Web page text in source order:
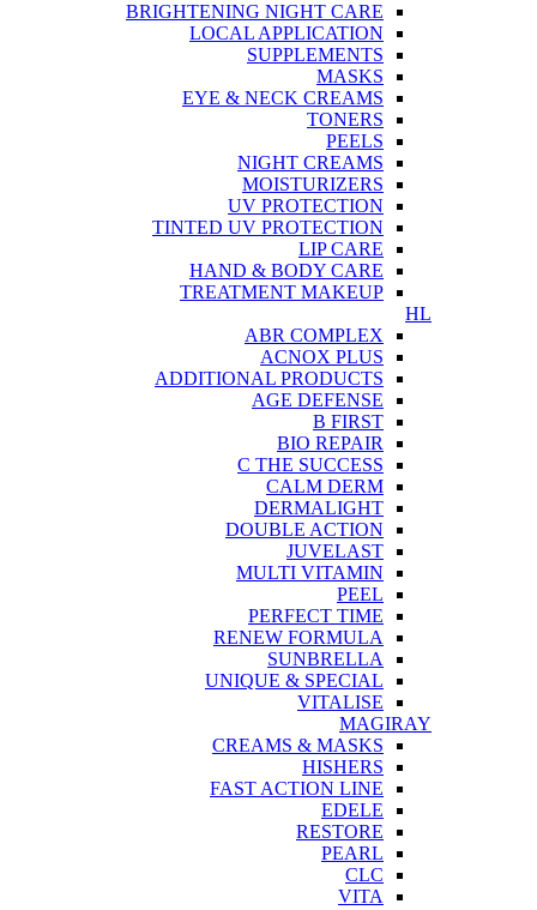
BRIGHTENING NIGHT CARE
LOCAL APPLICATION
SUPPLEMENTS
MASKS
EYE & NECK CREAMS
TONERS
PEELS
NIGHT CREAMS
MOISTURIZERS
UV PROTECTION
TINTED UV PROTECTION
LIP CARE
HAND & BODY CARE
TREATMENT MAKEUP
HL
ABR COMPLEX
ACNOX PLUS
ADDITIONAL PRODUCTS
AGE DEFENSE
B FIRST
BIO REPAIR
C THE SUCCESS
CALM DERM
DERMALIGHT
DOUBLE ACTION
JUVELAST
MULTI VITAMIN
PEEL
PERFECT TIME
RENEW FORMULA
SUNBRELLA
UNIQUE & SPECIAL
VITALISE
MAGIRAY
CREAMS & MASKS
HISHERS
FAST ACTION LINE
EDELE
RESTORE
PEARL
CLC
VITA